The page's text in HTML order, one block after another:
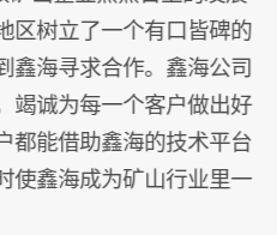
区树立了一个有口皆碑的
鑫海寻求合作。鑫海公司
竭诚为每一个客户做出好
都能借助鑫海的技术平台
使鑫海成为矿山行业里一